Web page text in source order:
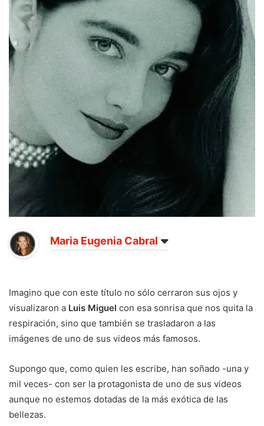
Maria Eugenia Cabral
Imagino que con este título no sólo cerraron sus ojos y
visualizaron a Luis Miguel con esa sonrisa que nos quita la
respiración, sino que también se trasladaron a las
imágenes de uno de sus videos más famosos.
Supongo que, como quien les escribe, han soñado -una y
mil veces- con ser la protagonista de uno de sus videos
aunque no estemos dotadas de la más exótica de las
bellezas.